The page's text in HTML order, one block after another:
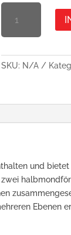
MAXI
QUANTITY
SKU: N/A
und
Ebenen